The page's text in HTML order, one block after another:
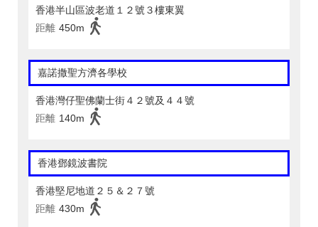
香港半山區波老道１２號３樓東翼
距離 450m
嘉諾撒聖方濟各學校
香港灣仔聖佛蘭士街４２號及４４號
距離 140m
香港鄧鏡波書院
香港堅尼地道２５＆２７號
距離 430m